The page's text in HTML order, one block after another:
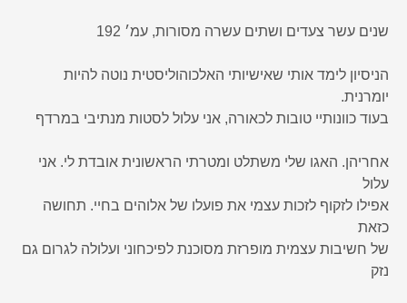
שנים עשר צעדים ושתים עשרה מסורות, עמ׳ 192
הניסיון לימד אותי שאישיותי האלכוהוליסטית נוטה להיות
יומרנית.
בעוד כוונותיי טובות לכאורה, אני עלול לסטות מנתיבי במרדף
אחריהן. האגו שלי משתלט ומטרתי הראשונית אובדת לי. אני
עלול
אפילו לזקוף לזכות עצמי את פועלו של אלוהים בחיי. תחושה
כזאת
של חשיבות עצמית מופרזת מסוכנת לפיכחוני ועלולה לגרום גם
נזק